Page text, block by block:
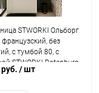
STWORKI Ольборг
без
с тумбой 80, с
STWORKI Rotenburg
/ шт